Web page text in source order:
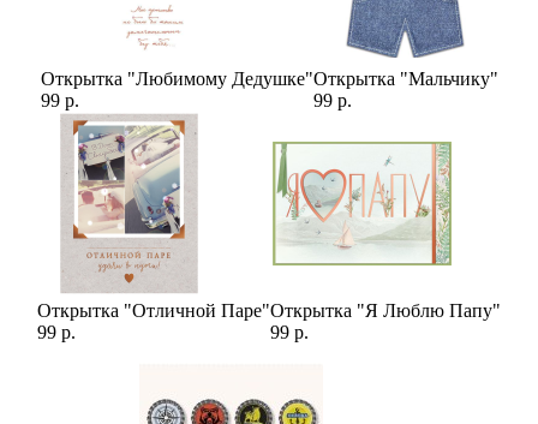
Открытка "Любимому Дедушке"
99 р.
Открытка "Мальчику"
99 р.
Открытка "Отличной Паре"
99 р.
Открытка "Я Люблю Папу"
99 р.